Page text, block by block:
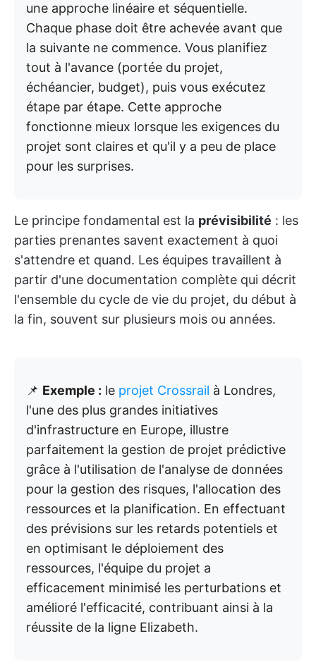
une approche linéaire et séquentielle.
Chaque phase doit être achevée avant que
la suivante ne commence. Vous planifiez
tout à l'avance (portée du projet,
échéancier, budget), puis vous exécutez
étape par étape. Cette approche
fonctionne mieux lorsque les exigences du
projet sont claires et qu'il y a peu de place
pour les surprises.
Le principe fondamental est la prévisibilité : les
parties prenantes savent exactement à quoi
s'attendre et quand. Les équipes travaillent à
partir d'une documentation complète qui décrit
l'ensemble du cycle de vie du projet, du début à
la fin, souvent sur plusieurs mois ou années.
📌 Exemple : le projet Crossrail à Londres,
l'une des plus grandes initiatives
d'infrastructure en Europe, illustre
parfaitement la gestion de projet prédictive
grâce à l'utilisation de l'analyse de données
pour la gestion des risques, l'allocation des
ressources et la planification. En effectuant
des prévisions sur les retards potentiels et
en optimisant le déploiement des
ressources, l'équipe du projet a
efficacement minimisé les perturbations et
amélioré l'efficacité, contribuant ainsi à la
réussite de la ligne Elizabeth.